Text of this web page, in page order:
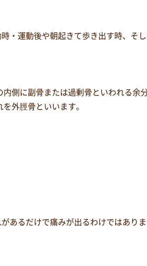
・運動後や朝起きて歩き出す時、そ
側に副骨または過剰骨といわれる余
外脛骨といいます。
あるだけで痛みが出るわけではあり